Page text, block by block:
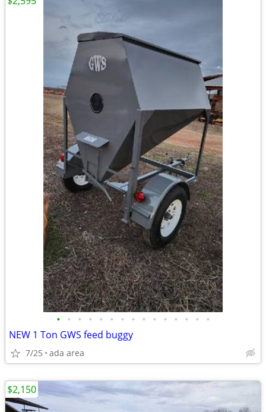
• • • • • • • • • • • • • • •
NEW 1 Ton GWS feed buggy
7/25 ada area
$2,150